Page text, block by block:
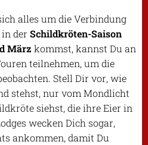
alles um die Verbindung
der Schildkröten-Saison
März kommst, kannst Du an
teilnehmen, um die
Stell Dir vor, wie
stehst, nur vom Mondlicht
siehst, die ihre Eier in
wecken Dich sogar,
ankommen, damit Du